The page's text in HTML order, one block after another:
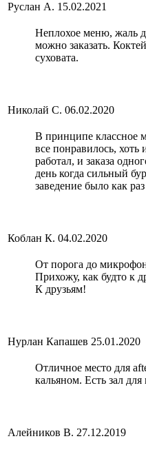
Руслан А. 15.02.2021
Неплохое меню, жаль
можно заказать.
суховата.
Николай С. 06.02.2020
В принципе классное
все понравилось,
работал, и заказа
день когда сильный
заведение было как
Коблан К. 04.02.2020
От порога до
Прихожу, как будто к
К друзьям!
Нурлан Капашев 25.01.2020
Отличное место для
кальяном. Есть зал
Алейников В. 27.12.2019